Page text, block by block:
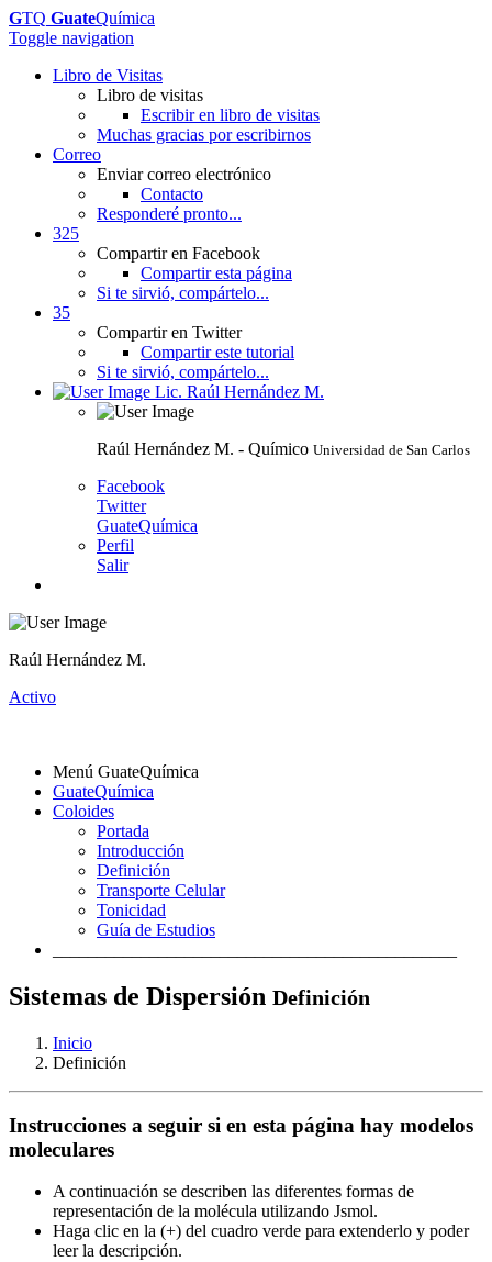
GTQ GuateQuímica
Toggle navigation
Libro de Visitas
Libro de visitas
Escribir en libro de visitas
Muchas gracias por escribirnos
Correo
Enviar correo electrónico
Contacto
Responderé pronto...
325
Compartir en Facebook
Compartir esta página
Si te sirvió, compártelo...
35
Compartir en Twitter
Compartir este tutorial
Si te sirvió, compártelo...
Lic. Raúl Hernández M.
Raúl Hernández M. - Químico Universidad de San Carlos
Facebook
Twitter
GuateQuímica
Perfil
Salir
Raúl Hernández M.
Activo
Menú GuateQuímica
GuateQuímica
Coloides
Portada
Introducción
Definición
Transporte Celular
Tonicidad
Guía de Estudios
Sistemas de Dispersión Definición
Inicio
Definición
Instrucciones a seguir si en esta página hay modelos
moleculares
A continuación se describen las diferentes formas de
representación de la molécula utilizando Jsmol.
Haga clic en la (+) del cuadro verde para extenderlo y poder
leer la descripción.